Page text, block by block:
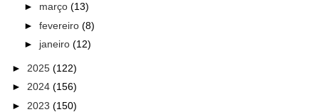
► março (13)
► fevereiro (8)
► janeiro (12)
► 2025 (122)
► 2024 (156)
► 2023 (150)